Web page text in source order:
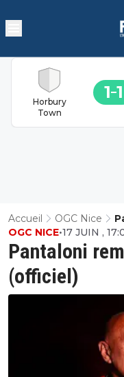
Horbury
Town
1 1
Accueil OGC Nice
Pantaloni
(officiel)
OGC NICE•17 JUIN ,